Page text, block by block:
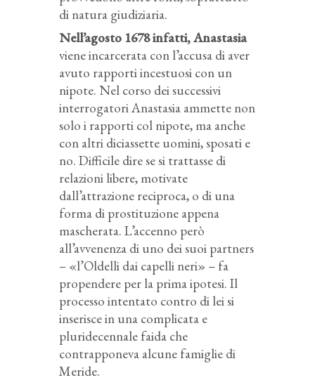
di natura giudiziaria.
Nell’agosto 1678 infatti, Anastasia
viene incarcerata con l’accusa di aver
avuto rapporti incestuosi con un
nipote. Nel corso dei successivi
interrogatori Anastasia ammette non
solo i rapporti col nipote, ma anche
con altri diciassette uomini, sposati e
no. Difficile dire se si trattasse di
relazioni libere, motivate
dall’attrazione reciproca, o di una
forma di prostituzione appena
mascherata. L’accenno però
all’avvenenza di uno dei suoi partners
– «l’Oldelli dai capelli neri» – fa
propendere per la prima ipotesi. Il
processo intentato contro di lei si
inserisce in una complicata e
pluridecennale faida che
contrapponeva alcune famiglie di
Meride.